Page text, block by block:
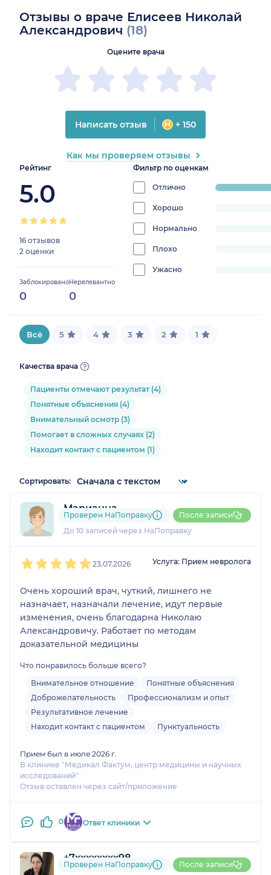
Отзывы о враче Елисеев Николай
Александрович (18)
Рейтинг
5.0
16 отзывов
2 оценки
Заблокировано
0
Нерелевантно
0
Фильтр по оценкам
Отлично
progress:
Хорошо
0%
Нормально
0%
Плохо
progress:
Ужасно
0%
Оцените врача
Написать отзыв + 150
Как мы проверяем отзывы
Всё 5 4 3 2 1
Качества врача
Пациенты отмечают результат (4)
Понятные объяснения (4)
Внимательный осмотр (3)
Помогает в сложных случаях (2)
Находит контакт с пациентом (1)
Сортировать:
Марианна
2 отзыва
До 10 записей через НаПоправку
Проверен НаПоправку После записи
23.07.2026 Услуга: Прием невролога
Очень хороший врач, чуткий, лишнего не
назначает, назначали лечение, идут первые
изменения, очень благодарна Николаю
Александровичу. Работает по методам
доказательной медицины
Что понравилось больше всего?
Внимательное отношение
Понятные объяснения
Доброжелательность
Профессионализм и опыт
Результативное лечение
Находит контакт с пациентом
Пунктуальность
Прием был в июле 2026 г.
В клинике "Медикал Фактум, центр медицины и научных
исследований"
Отзыв оставлен через сайт/приложение
0 Ответ клиники
+7xxxxxxxx98
2 отзыва
Проверен НаПоправку После записи